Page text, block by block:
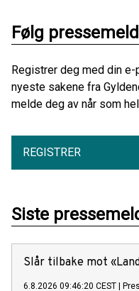
Følg
Registrer deg med din
nyeste sakene fra
melde deg av når som
REGISTRER
Siste
Slår tilbake mot
6.8.2026 09:46:20 CEST